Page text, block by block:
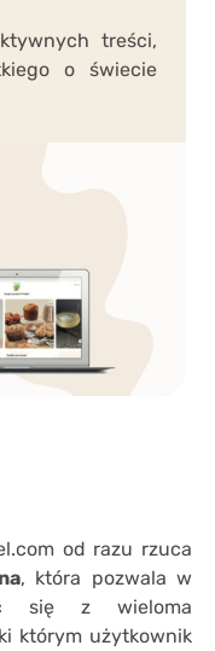
treści,
o świecie
od razu rzuca
, która pozwala w
się z wieloma
którym użytkownik